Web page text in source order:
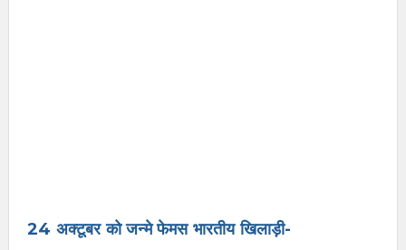
24 अक्टूबर को जन्मे फेमस भारतीय खिलाड़ी-